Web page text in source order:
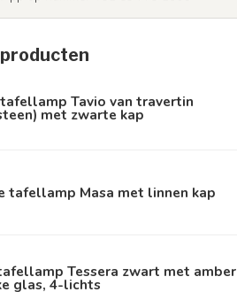
Tavio van travertin
met zwarte kap
tafellamp Masa met linnen kap
Tessera zwart met amber
glas, 4-lichts